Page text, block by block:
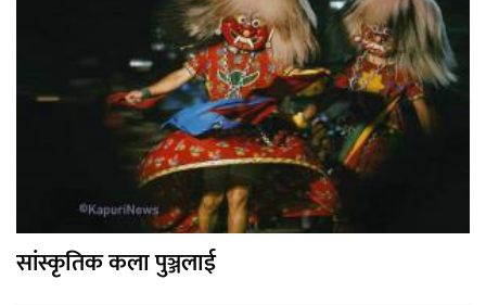
सांस्कृतिक कला पुञ्जलाई